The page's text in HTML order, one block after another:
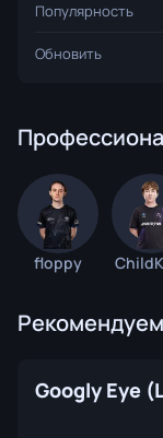
Популярность
Обновить
floppy
Googly Eye